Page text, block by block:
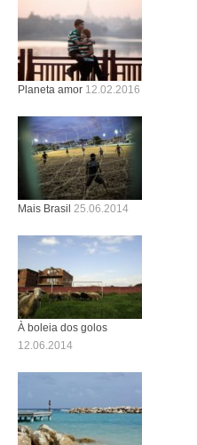
Planeta amor 12.02.2016
Mais Brasil 25.06.2014
À boleia dos golos
12.06.2014